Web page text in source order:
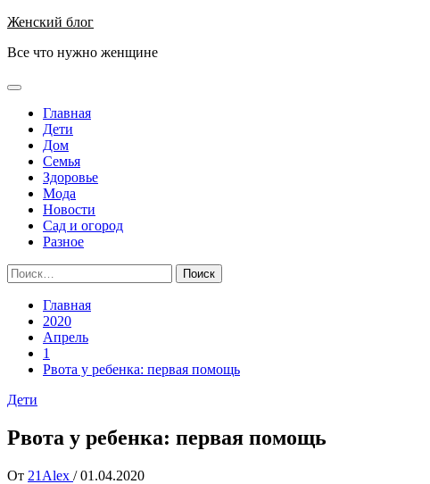
Перейти
содержимому
Женский блог
Все что нужно женщине
Основное
Главная
Дети
Дом
Семья
Здоровье
Мода
Новости
Сад и огород
Разное
Найти:
Главная
2020
Апрель
1
Рвота у ребенка: первая помощь
Дети
Рвота у ребенка: первая помощь
От 21Alex / 01.04.2020